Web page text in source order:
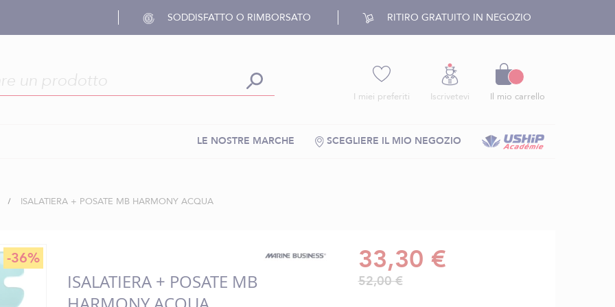
SODDISFATTO O RIMBORSATO RITIRO GRATUITO IN NEGOZIO
I miei preferiti Iscrivetevi Il mio carrello
SCEGLIERE IL MIO NEGOZIO
LE NOSTRE MARCHE
ISALATIERA + POSATE MB HARMONY ACQUA
-36%
ISALATIERA + POSATE MB
33,30 €
52,00 €